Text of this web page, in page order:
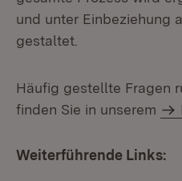
und unter Einbeziehung
gestaltet.
Häufig gestellte Fragen
finden Sie in unserem
Weiterführende Links: